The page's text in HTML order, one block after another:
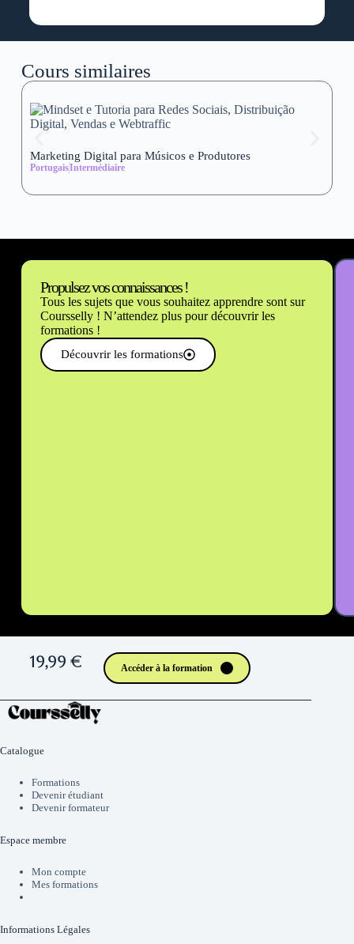
Cours similaires
Marketing Digital para Músicos e Produtores
PortugaisIntermédiaire
Propulsez vos connaissances !
Tous les sujets que vous souhaitez apprendre sont sur
Coursselly ! N’attendez plus pour découvrir les
formations !
Découvrir les formations
19,99 € Accéder à la formation
Catalogue
Formations
Devenir étudiant
Devenir formateur
Espace membre
Mon compte
Mes formations
Informations Légales